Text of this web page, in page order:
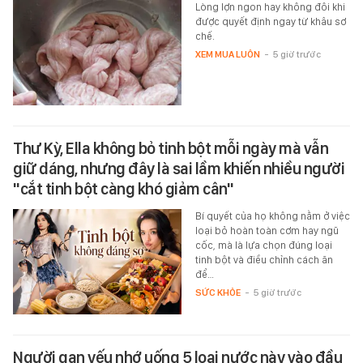
Lòng lợn ngon hay không đôi khi
được quyết định ngay từ khâu sơ
chế.
XEM MUA LUÔN - 5 giờ trước
Thư Kỳ, Ella không bỏ tinh bột mỗi ngày mà vẫn
giữ dáng, nhưng đây là sai lầm khiến nhiều người
"cắt tinh bột càng khó giảm cân"
Bí quyết của họ không nằm ở việc
loại bỏ hoàn toàn cơm hay ngũ
cốc, mà là lựa chọn đúng loại
tinh bột và điều chỉnh cách ăn
để…
SỨC KHỎE - 5 giờ trước
Người gan yếu nhớ uống 5 loại nước này vào đầu